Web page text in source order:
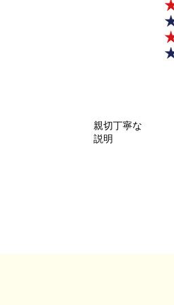
親切丁寧な
説明